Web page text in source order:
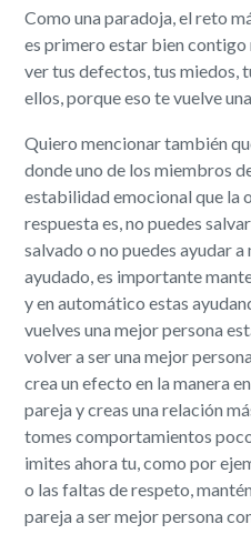
Como una paradoja, el reto
es primero estar bien contigo
ver tus defectos, tus miedos,
ellos, porque eso te vuelve
Quiero mencionar también
donde uno de los miembros
estabilidad emocional que la
respuesta es, no puedes
salvado o no puedes ayudar
ayudado, es importante
y en automático estas
vuelves una mejor persona
volver a ser una mejor
crea un efecto en la manera
pareja y creas una relación
tomes comportamientos
imites ahora tu, como por
o las faltas de respeto,
pareja a ser mejor persona